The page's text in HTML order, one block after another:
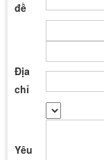
đề
Địa
chỉ
Yêu